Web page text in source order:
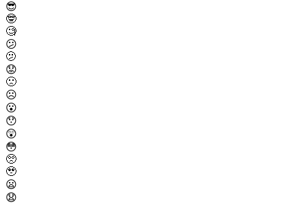
😎
🤓
🧐
😕
🫤
😟
🙁
☹️
😮
😯
😲
😳
🥺
🥹
😦
😧